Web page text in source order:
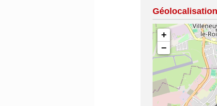
Géolocalisation
+
−